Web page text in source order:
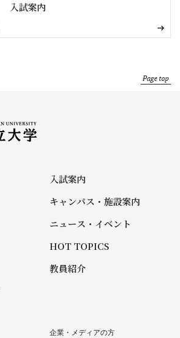
入試案内
Page top
入試案内
キャンパス・施設案内
ニュース・イベント
HOT TOPICS
教員紹介
企業・メディアの方